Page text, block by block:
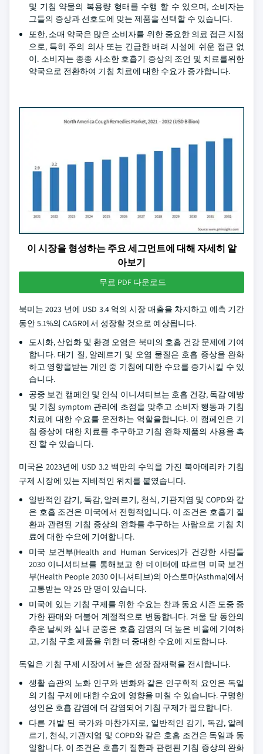
및 기침 약물의 복용량 형태를 수행 할 수 있으며, 소비자는
그들의 증상과 선호도에 맞는 제품을 선택할 수 있습니다.
또한, 소매 약국은 많은 소비자를 위한 중요한 의료 접근 지점
으로, 특히 주의 의사 또는 긴급한 배려 시설에 쉬운 접근 없
이. 소비자는 종종 사소한 호흡기 증상의 조언 및 치료를위한
약국으로 전환하여 기침 치료에 대한 수요가 증가합니다.
이 시장을 형성하는 주요 세그먼트에 대해 자세히 알
아보기
무료 PDF 다운로드
북미는 2023 년에 USD 3.4 억의 시장 매출을 차지하고 예측 기간
동안 5.1%의 CAGR에서 성장할 것으로 예상됩니다.
도시화, 산업화 및 환경 오염은 북미의 호흡 건강 문제에 기여
합니다. 대기 질, 알레르기 및 오염 물질은 호흡 증상을 완화
하고 영향을받는 개인 중 기침에 대한 수요를 증가시킬 수 있
습니다.
공중 보건 캠페인 및 인식 이니셔티브는 호흡 건강, 독감 예방
및 기침 symptom 관리에 초점을 맞추고 소비자 행동과 기침
치료에 대한 수요를 운전하는 역할을합니다. 이 캠페인은 기
침 증상에 대한 치료를 추구하고 기침 완화 제품의 사용을 촉
진 할 수 있습니다.
미국은 2023년에 USD 3.2 백만의 수익을 가진 북아메리카 기침
구제 시장에 있는 지배적인 위치를 붙였습니다.
일반적인 감기, 독감, 알레르기, 천식, 기관지염 및 COPD와 같
은 호흡 조건은 미국에서 전형적입니다. 이 조건은 호흡기 질
환과 관련된 기침 증상의 완화를 추구하는 사람으로 기침 치
료에 대한 수요에 기여합니다.
미국 보건부(Health and Human Services)가 건강한 사람들
2030 이니셔티브를 통해보고 한 데이터에 따르면 미국 보건
부(Health People 2030 이니셔티브)의 아스토마(Asthma)에서
고통받는 약 25 만 명이 있습니다.
미국에 있는 기침 구제를 위한 수요는 찬과 동요 시즌 도중 증
가한 판매와 더불어 계절적으로 변동합니다. 겨울 달 동안의
추운 날씨와 실내 군중은 호흡 감염의 더 높은 비율에 기여하
고, 기침 구호 제품을 위한 더 중대한 수요에 지도합니다.
독일은 기침 구제 시장에서 높은 성장 잠재력을 전시합니다.
생활 습관의 노화 인구와 변화와 같은 인구학적 요인은 독일
의 기침 구제에 대한 수요에 영향을 미칠 수 있습니다. 구명한
성인은 호흡 감염에 더 감염되어 기침 구제가 필요합니다.
다른 개발 된 국가와 마찬가지로, 일반적인 감기, 독감, 알레
르기, 천식, 기관지염 및 COPD와 같은 호흡 조건은 독일과 동
일합니다. 이 조건은 호흡기 질환과 관련된 기침 증상의 완화